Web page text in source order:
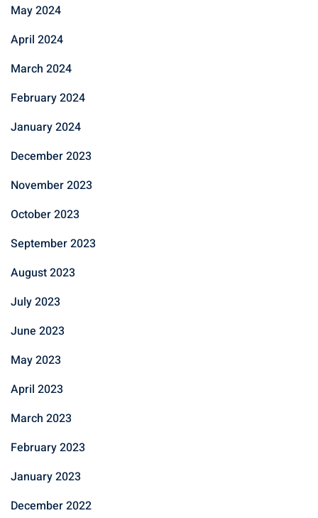
May 2024
April 2024
March 2024
February 2024
January 2024
December 2023
November 2023
October 2023
September 2023
August 2023
July 2023
June 2023
May 2023
April 2023
March 2023
February 2023
January 2023
December 2022